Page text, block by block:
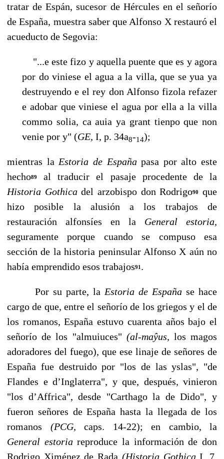
tratar de Espán, sucesor de Hércules en el señorío
de España, muestra saber que Alfonso X restauró el
acueducto de Segovia:
"...e este fizo y aquella puente que es y agora
por do viniese el agua a la vi­lla, que se yua ya
destruyendo e el rey don Alfonso fizola refazer
e adobar que viniese el agua por ella a la villa
commo solia, ca auia ya grant tienpo que non
venie por y" (GE, I, p. 34a8-14);
mientras la Estoria de Españapasa por alto este
hecho89
al traducir el pasaje procedente de la
Historia Gothicadel arzobispo don Rodrigo90
que
hizo posible la alusión a los trabajos de
restauración alfonsíes en la General estoria,
seguramente porque cuan­do se compuso esa
sección de la historia peninsular Alfonso X aún no
había empren­dido esos trabajos91 .
Por su parte, la Estoria de España se hace
cargo de que, entre el señorío de los griegos y el de
los romanos, España estuvo cuarenta años bajo el
señorío de los "almuiuces" (al-maŷus, los magos
adoradores del fuego), que ese linaje de señores de
España fue destruido por "los de las yslas", "de
Flandes e d’Inglaterra", y que, después, vinie­ron
"los d’Affrica", desde "Carthago la de Dido", y
fueron señores de España hasta la llegada de los
romanos (PCG, caps. 14-22); en cambio, la
General estoriareproduce la información de don
Rodrigo Ximénez de Rada (Historia GothicaI. 7,